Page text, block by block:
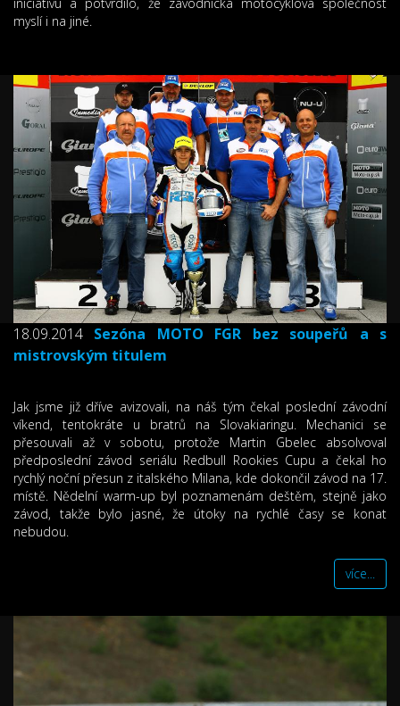
myslí i na jiné.
18.09.2014 Sezóna MOTO FGR bez soupeřů a s
mistrovským titulem
Jak jsme již dříve avizovali, na náš tým čekal poslední závodní
víkend, tentokráte u bratrů na Slovakiaringu. Mechanici se
přesouvali až v sobotu, protože Martin Gbelec absolvoval
předposlední závod seriálu Redbull Rookies Cupu a čekal ho
rychlý noční přesun z italského Milana, kde dokončil závod na 17.
místě. Nědelní warm-up byl poznamenám deštěm, stejně jako
závod, takže bylo jasné, že útoky na rychlé časy se konat
nebudou.
více...